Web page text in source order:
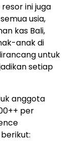
ini juga
usia,
kas Bali,
anak di
untuk
setiap
anggota
per